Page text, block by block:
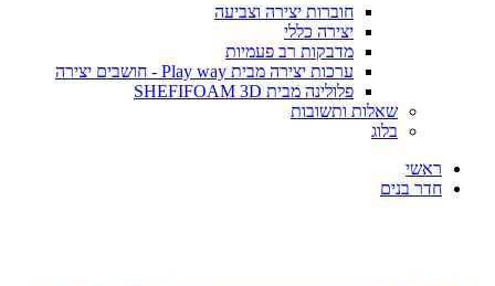
חוברות יצירה וצביעה
יצירה כללי
מדבקות רב פעמיות
ערכות יצירה מבית Play way - חושבים יצירה
פלולינה מבית SHEFIFOAM 3D
שאלות ותשובות
בלוג
ראשי
חדר בנים